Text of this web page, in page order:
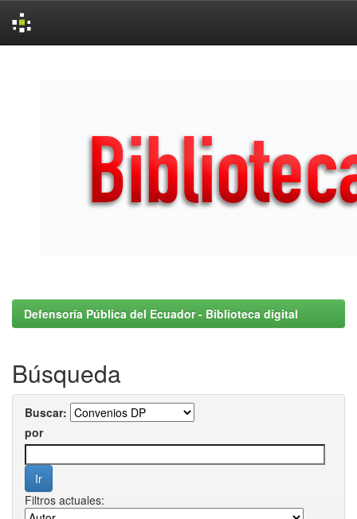
Defensoría Pública del Ecuador - Biblioteca digital
Búsqueda
Buscar:
por
Filtros actuales: